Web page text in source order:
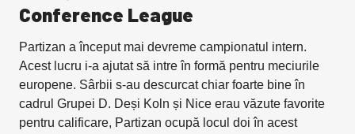
Conference League
Partizan a început mai devreme campionatul intern.
Acest lucru i-a ajutat să intre în formă pentru meciurile
europene. Sârbii s-au descurcat chiar foarte bine în
cadrul Grupei D. Deși Koln și Nice erau văzute favorite
pentru calificare, Partizan ocupă locul doi în acest